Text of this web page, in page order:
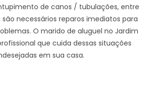
de canos / tubulações, entre
são necessários reparos imediatos para
O marido de aluguel no Jardim
que cuida dessas situações
em sua casa.